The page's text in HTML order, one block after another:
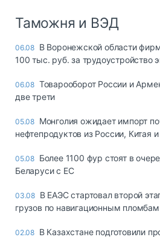
Таможня и ВЭД
06.08 В Воронежской области
100 тыс. руб. за трудоустройство
06.08 Товарооборот России и
две трети
05.08 Монголия ожидает импорт
нефтепродуктов из России, Китая
05.08 Более 1100 фур стоят в
Беларуси с ЕС
03.08 В ЕАЭС стартовал второй
грузов по навигационным пломбам
02.08 В Казахстане подготовили